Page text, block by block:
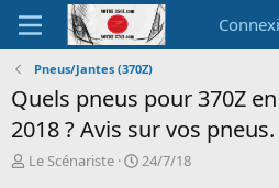
Pneus/Jantes (370Z)
Quels pneus pour 370Z
2018 ? Avis sur vos pneus.
ALe Scénariste
D
24/7/18